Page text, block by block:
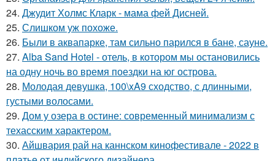
24. Джудит Холмс Кларк - мама фей Дисней.
25. Слишком уж похоже.
26. Были в аквапарке, там сильно парился в бане, сауне.
27. Alba Sand Hotel - отель, в котором мы остановились
на одну ночь во время поездки на юг острова.
28. Молодая девушка, 100\xA9 сходство, с длинными,
густыми волосами.
29. Дом у озера в остине: современный минимализм с
техасским характером.
30. Айшвария рай на каннском кинофестивале - 2022 в